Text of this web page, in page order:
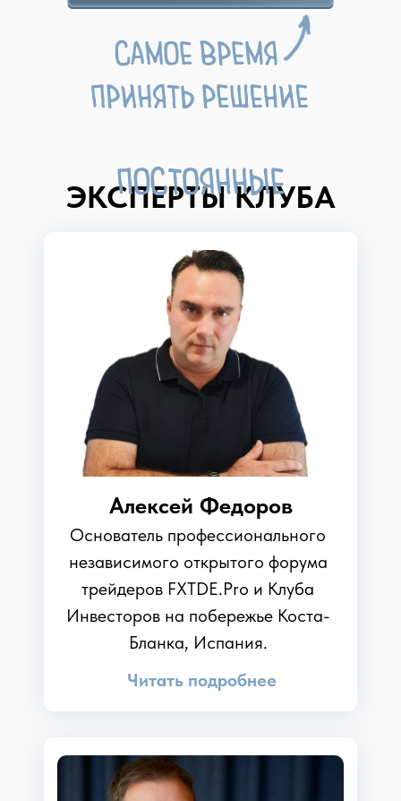
ЭКСПЕРТЫ КЛУБА
Алексей Федоров
Основатель профессионального
независимого открытого форума
трейдеров FXTDE.Pro и Клуба
Инвесторов на побережье Коста-
Бланка, Испания.
Читать подробнее